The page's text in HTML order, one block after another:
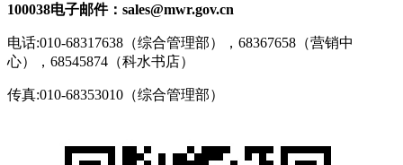
100038电子邮件：sales@mwr.gov.cn
电话:010-68317638（综合管理部），68367658（营销中
心），68545874（科水书店）
传真:010-68353010（综合管理部）